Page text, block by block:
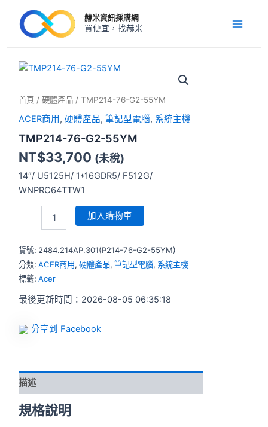
赫米資訊採購網
買便宜，找赫米
Menu
首頁 /硬體產品 / TMP214-76-G2-55YM
ACER商用 ,硬體產品,筆記型電腦, 系統主機
TMP214-76-G2-55YM
NT$33,700 (未稅)
14″/ U5125H/ 1*16GDR5/ F512G/
WNPRC64TTW1
TMP214-
55YM
數
加入購物車
貨號: 2484.214AP.301(P214-76-G2-55YM)
分類:ACER商用,硬體產品,筆記型電腦, 系統主機
標籤:Acer
最後更新時間：2026-08-05 06:35:18
分享到 Facebook
描述
規格說明